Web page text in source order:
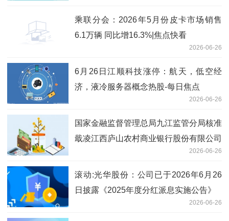
乘联分会：2026年5月份皮卡市场销售
6.1万辆 同比增16.3%|焦点快看
2026-06-26
6月26日江顺科技涨停：航天，低空经
济，液冷服务器概念热股-每日焦点
2026-06-26
国家金融监督管理总局九江监管分局核准
戢凌江西庐山农村商业银行股份有限公司
2026-06-26
滚动:光华股份：公司已于2026年6月26
日披露《2025年度分红派息实施公告》
2026-06-26